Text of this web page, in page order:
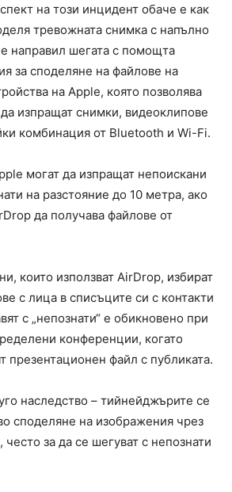
на този инцидент обаче е как
тревожната снимка с напълно
направил шегата с помощта
за споделяне на файлове на
на Apple, която позволява
изпращат снимки, видеоклипове
комбинация от Bluetooth и Wi-Fi.
могат да изпращат непоискани
на разстояние до 10 метра, ако
да получава файлове от
които използват AirDrop, избират
с лица в списъците си с контакти
с „непознати“ е обикновено при
конференции, когато
презентационен файл с публиката.
наследство – тийнейджърите се
споделяне на изображения чрез
за да се шегуват с непознати